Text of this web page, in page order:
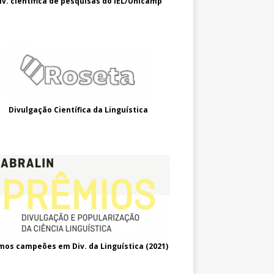
Divulgação Científica da Linguística
campeões em Div. da Linguística (2021)